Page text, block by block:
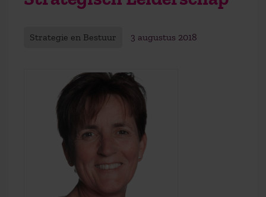
Strategie en Bestuur 3 augustus 2018